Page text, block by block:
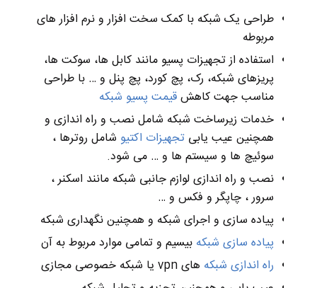
طراحی یک شبکه با کمک سخت افزار و نرم افزار های
مربوطه
استفاده از تجهیزات پسیو مانند کابل ها، سوکت ها،
پریزهای شبکه، رک، پچ کورد، پچ پنل و … با طراحی
مناسب جهت کاهشقیمت پسیو شبکه
خدمات زیرساخت شبکه شامل نصب و راه اندازی و
همچنین عیب یابیتجهیزات اکتیو شامل روترها ،
سوئیچ ها و سیستم ها و …می شود.
نصب و راه اندازی لوازم جانبی شبکه مانند اسکنر ،
سرور ، چاپگر و فکس و …
پیاده سازی و اجرای شبکه و همچنین نگهداری شبکه
پیاده سازی شبکه بیسیم و تمامی موارد مربوط به آن
راه اندازی شبکه هایvpn
یا شبکه خصوصی مجازی